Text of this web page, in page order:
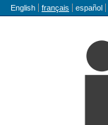
Langue
English français español